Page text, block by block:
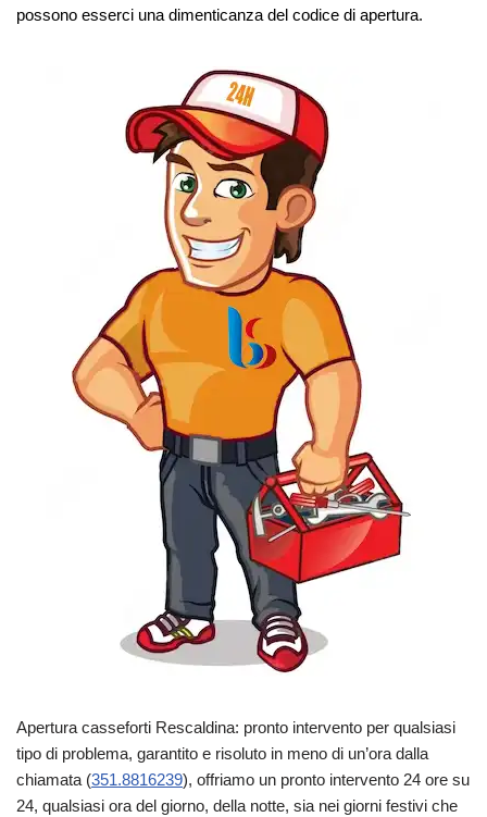
possono esserci una dimenticanza del codice di apertura.
Apertura casseforti Rescaldina: pronto intervento per qualsiasi
tipo di problema, garantito e risoluto in meno di un’ora dalla
chiamata (351.8816239), offriamo un pronto intervento 24 ore su
24, qualsiasi ora del giorno, della notte, sia nei giorni festivi che